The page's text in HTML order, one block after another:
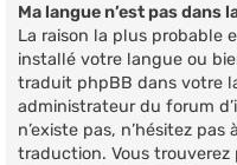
Ma langue n’est pas dans
La raison la plus probable
installé votre langue ou
traduit phpBB dans votre
administrateur du forum
n’existe pas, n’hésitez
traduction. Vous trouverez